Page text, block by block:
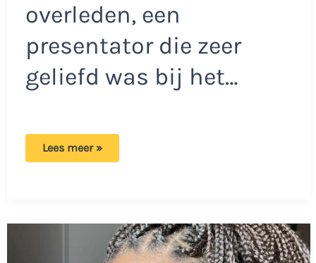
overleden, een
presentator die zeer
geliefd was bij het…
Rick
te
Lees meer »